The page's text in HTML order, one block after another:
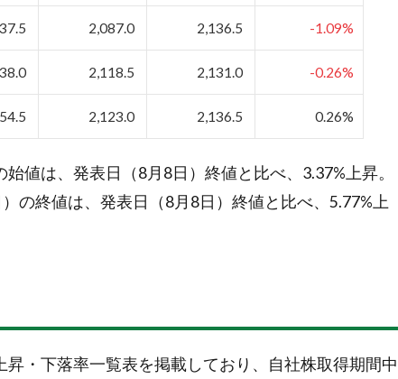
2,087.0 2,136.5 -1.09%
2,118.5 2,131.0 -0.26%
2,123.0 2,136.5 0.26%
値は、発表日（8月8日）終値と比べ、3.37%上昇。
の終値は、発表日（8月8日）終値と比べ、5.77%上
・下落率一覧表を掲載しており、自社株取得期間中